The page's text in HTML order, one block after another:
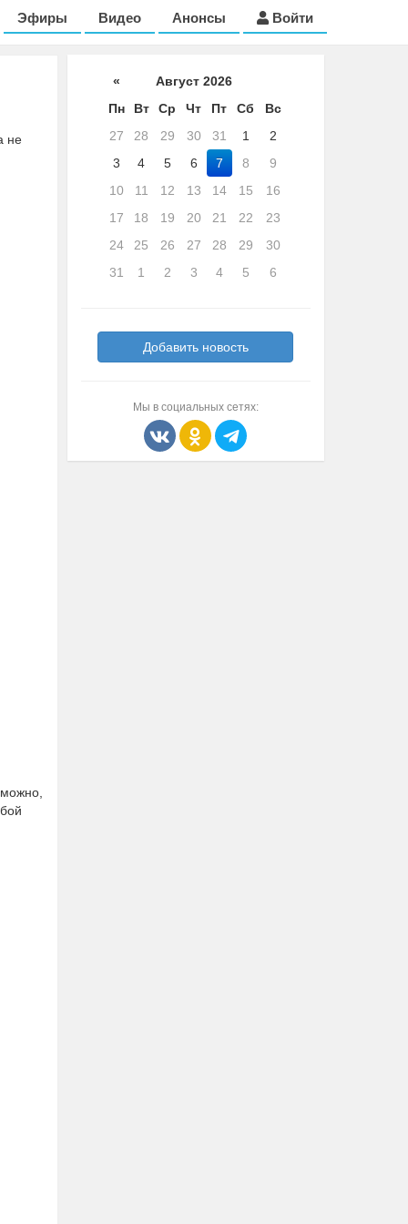
Эфиры Видео Анонсы Войти
не
«
Август 2026
Пн
Вт Ср Чт Пт Сб
Вс
27
28 29 30 31 1
2
3
4 5 6 7 8
9
10
11 12 13 14 15
16
17
18 19 20 21 22
23
24
25 26 27 28 29
30
31
1 2 3 4 5 6
Добавить новость
Мы в социальных сетях: